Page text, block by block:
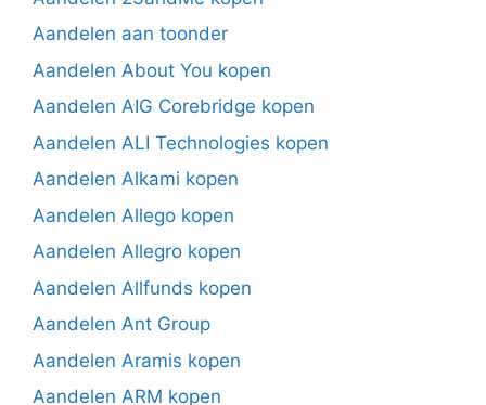
Aandelen aan toonder
Aandelen About You kopen
Aandelen AIG Corebridge kopen
Aandelen ALI Technologies kopen
Aandelen Alkami kopen
Aandelen Allego kopen
Aandelen Allegro kopen
Aandelen Allfunds kopen
Aandelen Ant Group
Aandelen Aramis kopen
Aandelen ARM kopen